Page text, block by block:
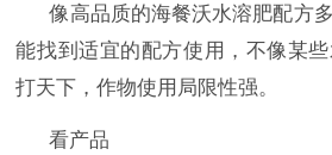
像高品质的海餐沃水溶肥配方
能找到适宜的配方使用，不像某
打天下，作物使用局限性强。
看产品